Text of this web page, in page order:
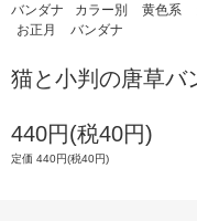
バンダナ カラー別 黄色系
お正月
バンダナ
猫と小判の唐草バ
440円(税40円)
定価 440円(税40円)